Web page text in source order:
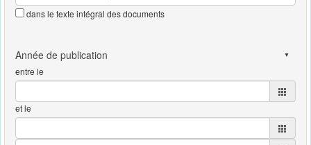
dans le texte intégral des documents
entre le
et le